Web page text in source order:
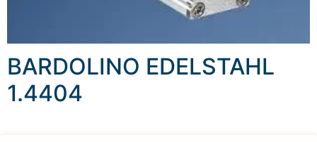
BARDOLINO EDELSTAHL
1.4404